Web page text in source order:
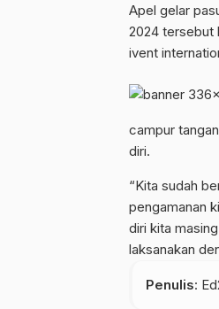
Apel gelar
2024 tersebut
ivent
campur
diri.
“Kita sudah
pengamanan
diri kita
laksanakan
Penulis: